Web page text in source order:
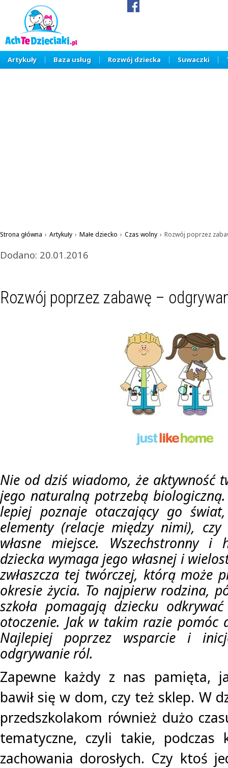
Artykuły Baza usług Rozwój dziecka Suwaczki
Strona główna › Artykuły › Małe dziecko › Czas wolny › Rozwój poprzez
Dodano: 20.01.2016
Rozwój poprzez zabawę –
Nie od dziś wiadomo, że aktywność
jego naturalną potrzebą
lepiej poznaje otaczający go świat,
elementy (relacje między nimi),
własne miejsce. Wszechstronny i
dziecka wymaga jego własnej i
zwłaszcza tej twórczej, którą może
okresie życia. To najpierw rodzina,
szkoła pomagają dziecku
otoczenie. Jak w takim razie pomóc
Najlepiej poprzez wsparcie i
odgrywanie ról.
Zapewne każdy z nas pamięta,
bawił się w dom, czy też sklep. W
przedszkolakom również dużo
tematyczne, czyli takie, podczas
zachowania dorosłych. Czy ktoś